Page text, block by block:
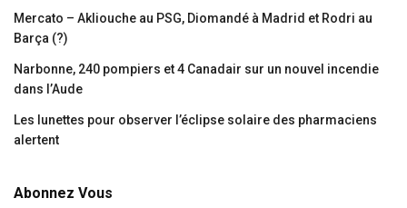
Mercato – Akliouche au PSG, Diomandé à Madrid et Rodri au
Barça (?)
Narbonne, 240 pompiers et 4 Canadair sur un nouvel incendie
dans l’Aude
Les lunettes pour observer l’éclipse solaire des pharmaciens
alertent
Abonnez Vous